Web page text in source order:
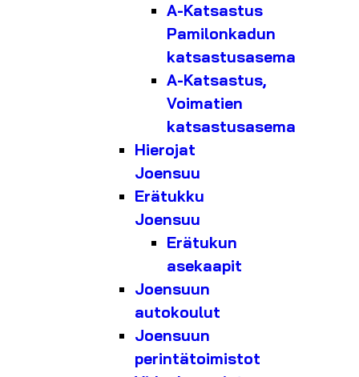
A-Katsastus
Pamilonkadun
katsastusasema
A-Katsastus,
Voimatien
katsastusasema
Hierojat
Joensuu
Erätukku
Joensuu
Erätukun
asekaapit
Joensuun
autokoulut
Joensuun
perintätoimistot